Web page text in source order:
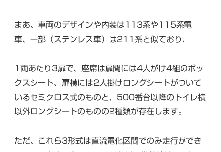
まあ、車両のデザインや内装は113系や115系電
車、一部（ステンレス車）は211系と似ており、
1両あたり3扉で、座席は扉間には4人がけ4組のボッ
クスシート、扉横には2人掛けロングシートがついて
いるセミクロス式のものと、500番台以降のトイレ横
以外ロングシートのものの2種類が存在します。
ただ、これら3形式は直流電化区間でのみ走行ができ